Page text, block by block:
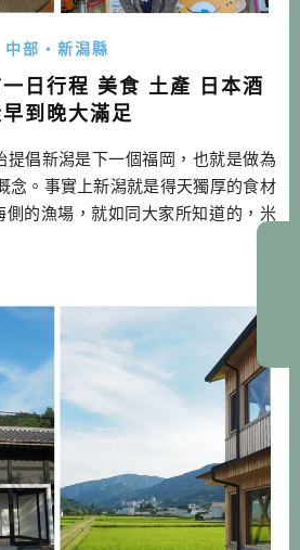
中部・新潟縣
日行程 美食 土產 日本酒
到晚大滿足
提倡新潟是下一個福岡，也就是做為
念。事實上新潟就是得天獨厚的食材
側的漁場，就如同大家所知道的，米
鄉。加上雪國生活不易，發展出漬
美食跟土產，就來看看酒雄介紹什麼
起去 […]…